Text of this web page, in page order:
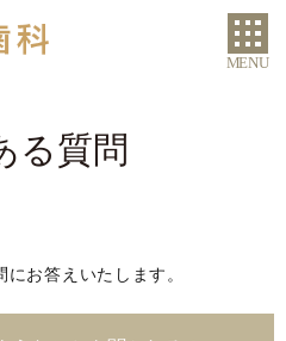
MENU
る質問
お答えいたします。